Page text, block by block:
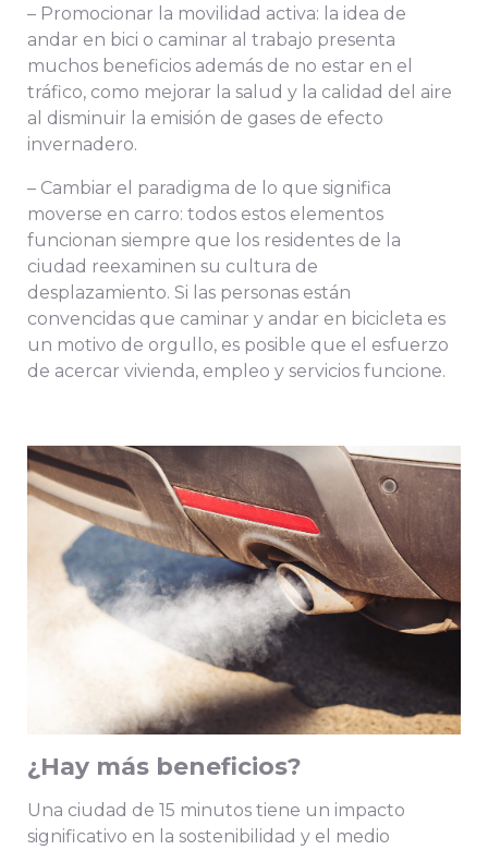
– Promocionar la movilidad activa: la idea de
andar en bici o caminar al trabajo presenta
muchos beneficios además de no estar en el
tráfico, como mejorar la salud y la calidad del aire
al disminuir la emisión de gases de efecto
invernadero.
– Cambiar el paradigma de lo que significa
moverse en carro: todos estos elementos
funcionan siempre que los residentes de la
ciudad reexaminen su cultura de
desplazamiento. Si las personas están
convencidas que caminar y andar en bicicleta es
un motivo de orgullo, es posible que el esfuerzo
de acercar vivienda, empleo y servicios funcione.
¿Hay más beneficios?
Una ciudad de 15 minutos tiene un impacto
significativo en la sostenibilidad y el medio